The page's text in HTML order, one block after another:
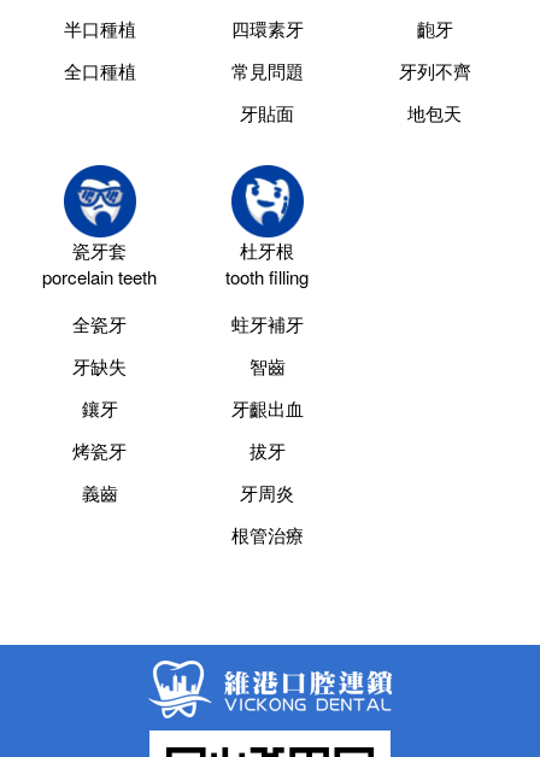
半口種植
全口種植
四環素牙
常見問題
牙貼面
齙牙
牙列不齊
地包天
瓷牙套
porcelain teeth
全瓷牙
牙缺失
鑲牙
烤瓷牙
義齒
杜牙根
tooth filling
蛀牙補牙
智齒
牙齦出血
拔牙
牙周炎
根管治療